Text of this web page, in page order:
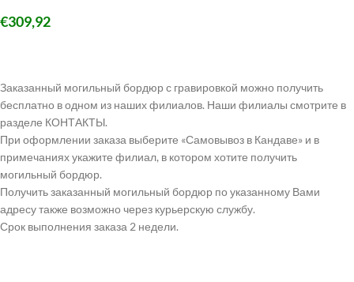
€309,92
Заказанный могильный бордюр с гравировкой можно получить
бесплатно в одном из наших филиалов. Наши филиалы смотрите в
разделе КОНТАКТЫ.
При оформлении заказа выберите «Самовывоз в Кандаве» и в
примечаниях укажите филиал, в котором хотите получить
могильный бордюр.
Получить заказанный могильный бордюр по указанному Вами
адресу также возможно через курьерскую службу.
Срок выполнения заказа 2 недели.